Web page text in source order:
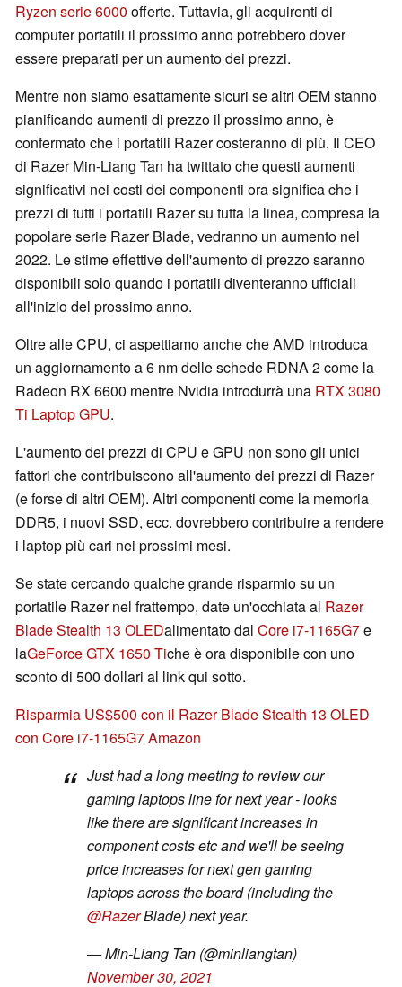
Ryzen serie 6000 offerte. Tuttavia, gli acquirenti di
computer portatili il prossimo anno potrebbero dover
essere preparati per un aumento dei prezzi.
Mentre non siamo esattamente sicuri se altri OEM stanno
pianificando aumenti di prezzo il prossimo anno, è
confermato che i portatili Razer costeranno di più. Il CEO
di Razer Min-Liang Tan ha twittato che questi aumenti
significativi nei costi dei componenti ora significa che i
prezzi di tutti i portatili Razer su tutta la linea, compresa la
popolare serie Razer Blade, vedranno un aumento nel
2022. Le stime effettive dell'aumento di prezzo saranno
disponibili solo quando i portatili diventeranno ufficiali
all'inizio del prossimo anno.
Oltre alle CPU, ci aspettiamo anche che AMD introduca
un aggiornamento a 6 nm delle schede RDNA 2 come la
Radeon RX 6600 mentre Nvidia introdurrà una RTX 3080
Ti Laptop GPU.
L'aumento dei prezzi di CPU e GPU non sono gli unici
fattori che contribuiscono all'aumento dei prezzi di Razer
(e forse di altri OEM). Altri componenti come la memoria
DDR5, i nuovi SSD, ecc. dovrebbero contribuire a rendere
i laptop più cari nei prossimi mesi.
Se state cercando qualche grande risparmio su un
portatile Razer nel frattempo, date un'occhiata al Razer
Blade Stealth 13 OLEDalimentato dal Core i7-1165G7e
laGeForce GTX 1650 Tiche è ora disponibile con uno
sconto di 500 dollari al link qui sotto.
Risparmia US$500 con il Razer Blade Stealth 13 OLED
con Core i7-1165G7 Amazon
Just had a long meeting to review our
gaming laptops line for next year - looks
like there are significant increases in
component costs etc and we'll be seeing
price increases for next gen gaming
laptops across the board (including the
@RazerBlade) next year.
— Min-Liang Tan (@minliangtan)
November 30, 2021